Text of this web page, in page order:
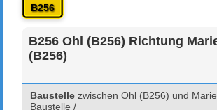
B256
B256 Ohl (B256) Richtung
(B256)
Baustelle zwischen Ohl (B256) und
Baustelle /